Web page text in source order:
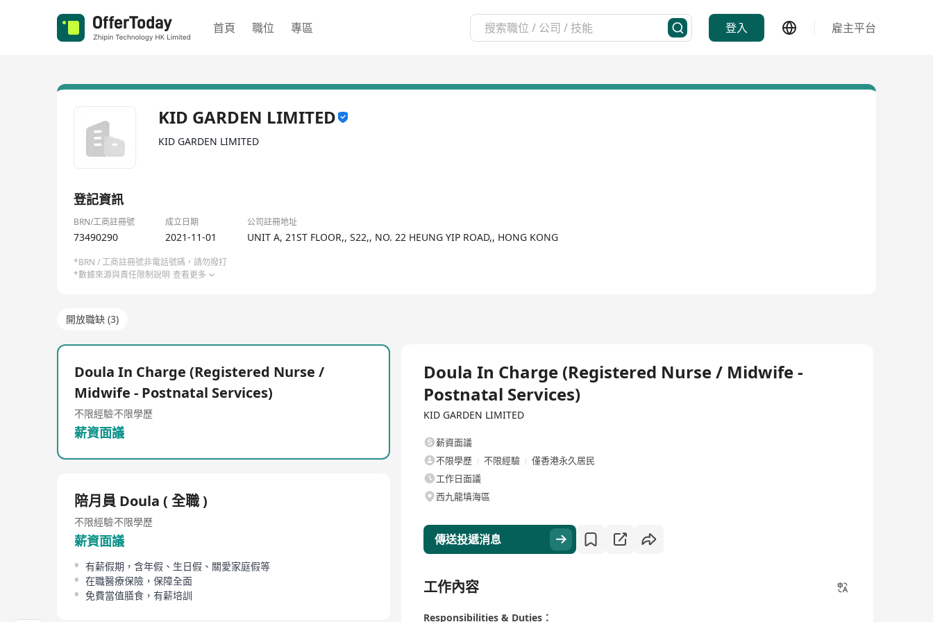
首頁 職位 專區 登入 雇主平台
KID GARDEN LIMITED
KID GARDEN LIMITED
登記資訊
BRN/工商註冊號 成立日期 公司註冊地址
73490290 2021-11-01 UNIT A, 21ST FLOOR,, S22,, NO. 22 HEUNG YIP ROAD,, HONG KONG
*BRN / 工商註冊號非電話號碼，請勿撥打
*數據來源與責任限制說明 查看更多
開放職缺 (3)
Doula In Charge (Registered Nurse /
Midwife - Postnatal Services)
不限經驗不限學歷
薪資面議
陪月員 Doula ( 全職 )
不限經驗不限學歷
薪資面議
有薪假期，含年假、生日假、關愛家庭假等
在職醫療保險，保障全面
免費當值膳食，有薪培訓
Doula In Charge (Registered Nurse / Midwife -
Postnatal Services)
KID GARDEN LIMITED
薪資面議
不限學歷
不限經驗
僅香港永久居民
工作日面議
西九龍填海區
傳送投遞消息
工作內容
Responsibilities & Duties：